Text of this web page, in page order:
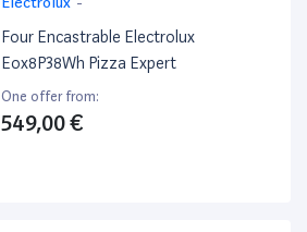
Four Encastrable Electrolux
Eox8P38Wh Pizza Expert
One offer from:
549,00 €